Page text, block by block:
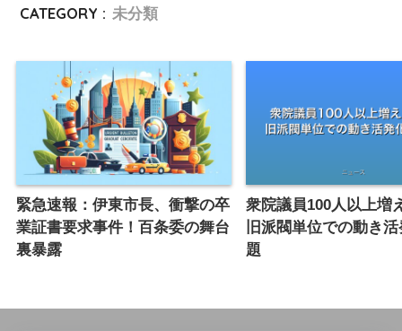
CATEGORY : 未分類
緊急速報：伊東市長、衝撃の卒
業証書要求事件！百条委の舞台
裏暴露
衆院議員100人以上増
旧派閥単位での動き
題